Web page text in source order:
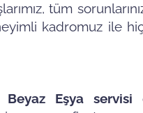
tüm
kadromuz ile
Eşya servisi